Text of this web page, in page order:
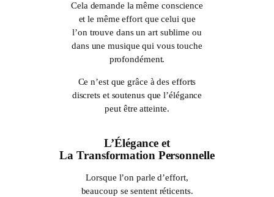
Cela demande la même conscience
et le même effort que celui que
l’on trouve dans un art sublime ou
dans une musique qui vous touche
profondément.
Ce n’est que grâce à des efforts
discrets et soutenus que l’élégance
peut être atteinte.
L’Élégance et
La Transformation Personnelle
Lorsque l’on parle d’effort,
beaucoup se sentent réticents.